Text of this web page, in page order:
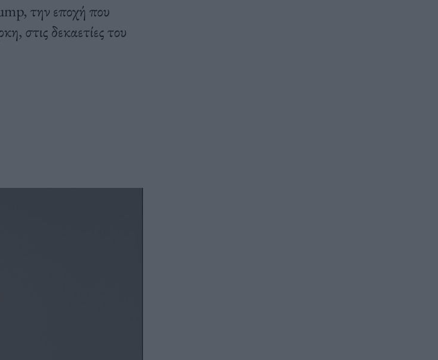
την εποχή που
στις δεκαετίες του